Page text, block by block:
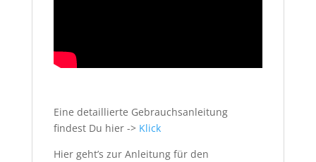
Eine detaillierte Gebrauchsanleitung
findest Du hier -> Klick
Hier geht’s zur Anleitung für den